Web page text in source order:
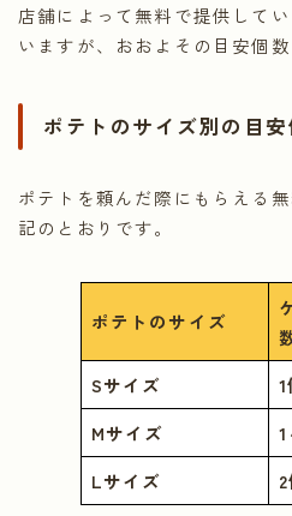
店舗によって無料で提供して
いますが、おおよその目安個
ポテトのサイズ別の目安
ポテトを頼んだ際にもらえる
記のとおりです。
ポテトのサイズ
Sサイズ
1
Mサイズ
Lサイズ